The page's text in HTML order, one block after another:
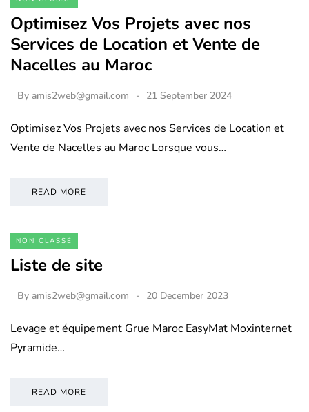
Optimisez Vos Projets avec nos
Services de Location et Vente de
Nacelles au Maroc
By amis2web@gmail.com 21 September 2024
Optimisez Vos Projets avec nos Services de Location et
Vente de Nacelles au Maroc Lorsque vous…
READ MORE
NON CLASSÉ
Liste de site
By amis2web@gmail.com 20 December 2023
Levage et équipement Grue Maroc EasyMat Moxinternet
Pyramide…
READ MORE